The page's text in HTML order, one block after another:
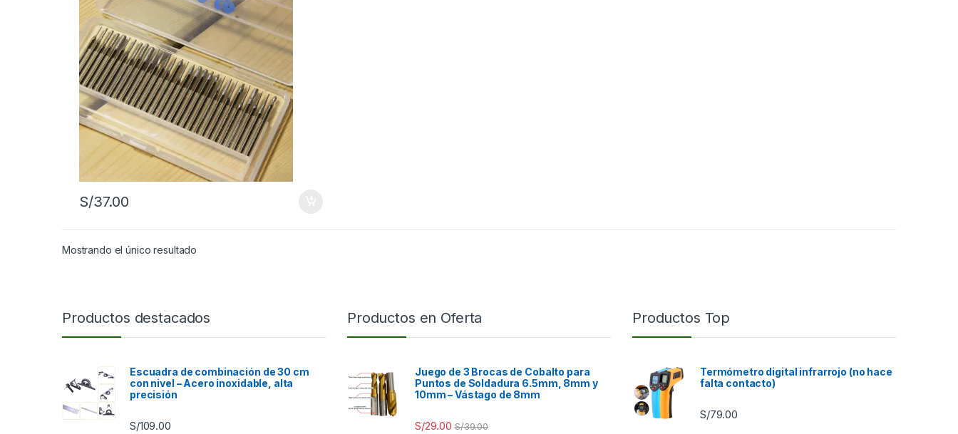
S/37.00
Mostrando el único resultado
Productos destacados
Escuadra de combinación de 30 cm
con nivel – Acero inoxidable, alta
precisión
S/109.00
Productos en Oferta
Juego de 3 Brocas de Cobalto para
Puntos de Soldadura 6.5mm, 8mm y
10mm – Vástago de 8mm
S/29.00 S/39.00
Productos Top
Termómetro digital infrarrojo (no hace
falta contacto)
S/79.00